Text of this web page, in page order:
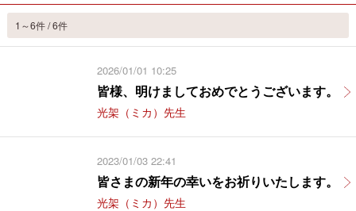
1～6件 / 6件
2026/01/01 10:25
皆様、明けましておめでとうございます。
光架（ミカ）先生
2023/01/03 22:41
皆さまの新年の幸いをお祈りいたします。
光架（ミカ）先生